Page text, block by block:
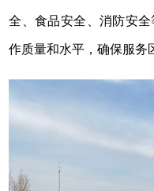
全、食品安全、消防安
作质量和水平，确保服务